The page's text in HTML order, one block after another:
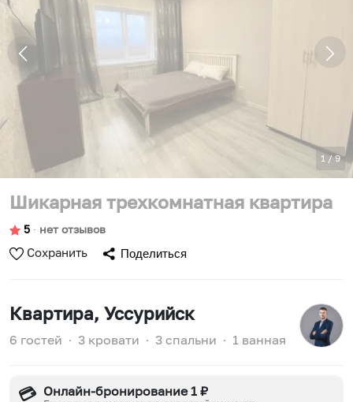
1 /9
Шикарная трехкомнатная квартира
5 ∙ нет отзывов
Сохранить Поделиться
Квартира, Уссурийск
6 гостей ∙ 3 кровати ∙ 3 спальни ∙ 1 ванная
💳 Онлайн-бронирование 1 ₽